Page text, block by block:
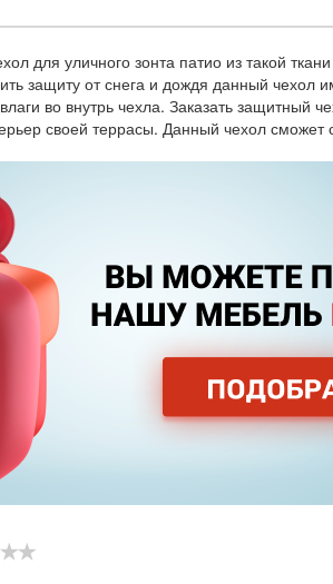
для уличного зонта патио из такой
защиту от снега и дождя данный чехол
во внутрь чехла. Заказать защитный
своей террасы. Данный чехол сможет